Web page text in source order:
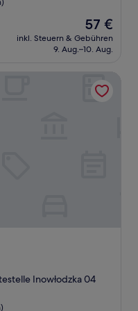
Der
Preis
beträgt
57 €
inkl. Steuern & Gebühren
9. Aug.–10. Aug.
Inowłodzka 04